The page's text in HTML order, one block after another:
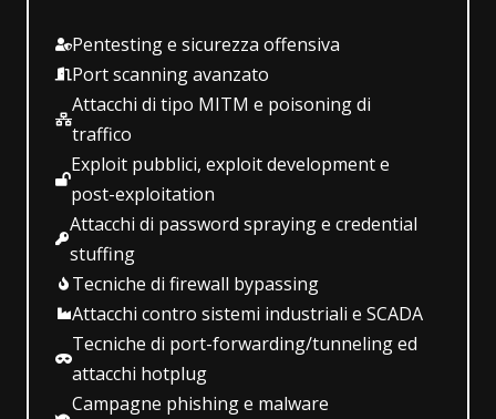
Pentesting e sicurezza offensiva
Port scanning avanzato
Attacchi di tipo MITM e poisoning di
traffico
Exploit pubblici, exploit development e
post-exploitation
Attacchi di password spraying e credential
stuffing
Tecniche di firewall bypassing
Attacchi contro sistemi industriali e SCADA
Tecniche di port-forwarding/tunneling ed
attacchi hotplug
Campagne phishing e malware